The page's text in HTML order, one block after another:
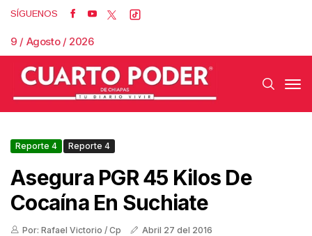
SÍGUENOS
9 / Agosto / 2026
Reporte 4 Reporte 4
Asegura PGR 45 Kilos De
Cocaína En Suchiate
Por: Rafael Victorio / Cp Abril 27 del 2016